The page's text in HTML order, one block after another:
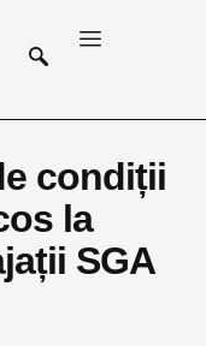
condiții
la
SGA